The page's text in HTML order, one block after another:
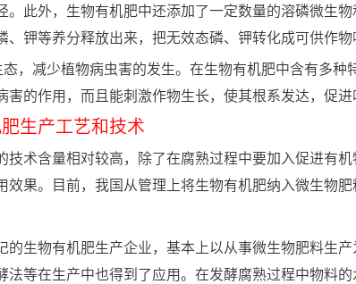
。此外，生物有机肥中还添加了一定数量的溶磷微生
、钾等养分释放出来，把无效态磷、钾转化成可供作
态，减少植物病虫害的发生。在生物有机肥中含有多
害的作用，而且能刺激作物生长，使其根系发达，促
生产工艺和技术
技术含量相对较高，除了在腐熟过程中要加入促进有
效果。目前，我国从管理上将生物有机肥纳入微生物
的生物有机肥生产企业，基本上以从事微生物肥料生
法等在生产中也得到了应用。在发酵腐熟过程中物料